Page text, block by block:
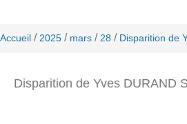
Accueil / 2025 / mars / 28 / Disparition de
Disparition de Yves DURAND